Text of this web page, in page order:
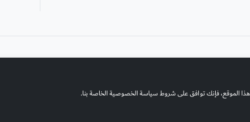
الموقع، فإنك توافق على شروط سياسة الخصوصية الخاصة بنا.